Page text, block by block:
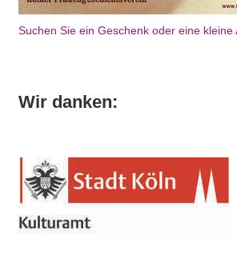
Suchen Sie ein Geschenk oder eine kleine
Wir danken: